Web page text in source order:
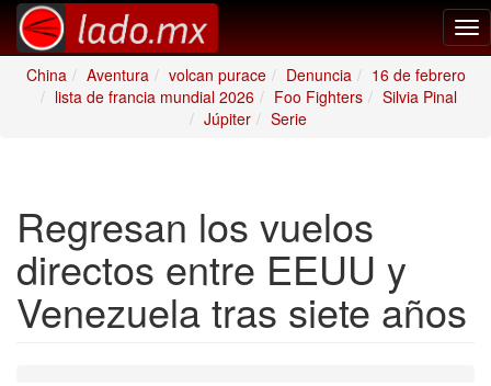
China
Aventura volcan purace Denuncia
16 de febrero
lista de francia mundial 2026
Foo Fighters
Silvia Pinal
Júpiter
Serie
Regresan los vuelos
directos entre EEUU y
Venezuela tras siete años